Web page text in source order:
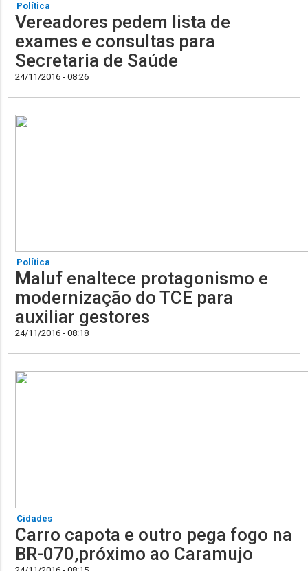
Política
Vereadores pedem lista de
exames e consultas para
Secretaria de Saúde
24/11/2016 - 08:26
Política
Maluf enaltece protagonismo e
modernização do TCE para
auxiliar gestores
24/11/2016 - 08:18
Cidades
Carro capota e outro pega fogo na
BR-070,próximo ao Caramujo